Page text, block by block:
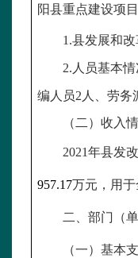
阳县重点建设项
1.县发展和
2.人员基本
编人员2人、劳务
（二）收入
2021年县发
957.17万元，用
二、部门（
（一）基本